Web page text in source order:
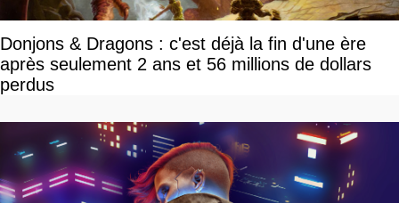
Donjons & Dragons : c'est déjà la fin d'une ère
après seulement 2 ans et 56 millions de dollars
perdus